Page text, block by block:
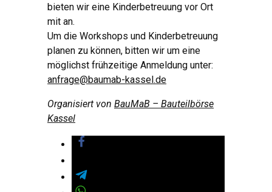
bieten wir eine Kinderbetreuung vor Ort
mit an.
Um die Workshops und Kinderbetreuung
planen zu können, bitten wir um eine
möglichst frühzeitige Anmeldung unter:
anfrage@baumab-kassel.de
Organisiert von BauMaB – Bauteilbörse
Kassel